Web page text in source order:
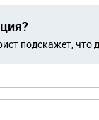
подскажет, что